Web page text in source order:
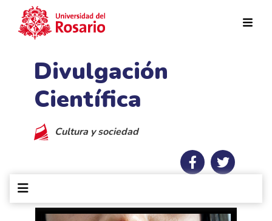
Divulgación
Científica
Cultura y sociedad